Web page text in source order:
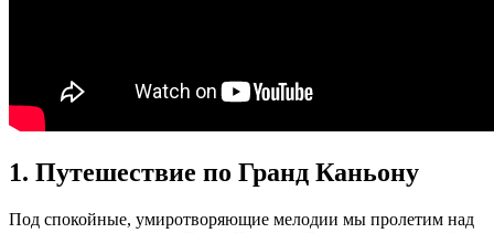
1. Путешествие по Гранд Каньону
Под спокойные, умиротворяющие мелодии мы пролетим над